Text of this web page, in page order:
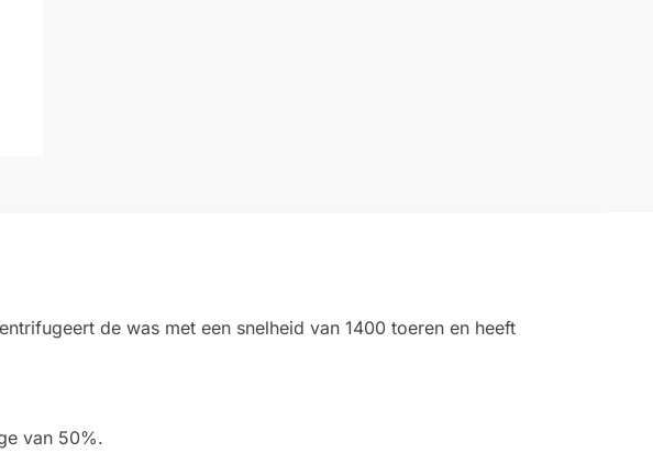
de was met een snelheid van 1400 toeren en heeft
van 50%.